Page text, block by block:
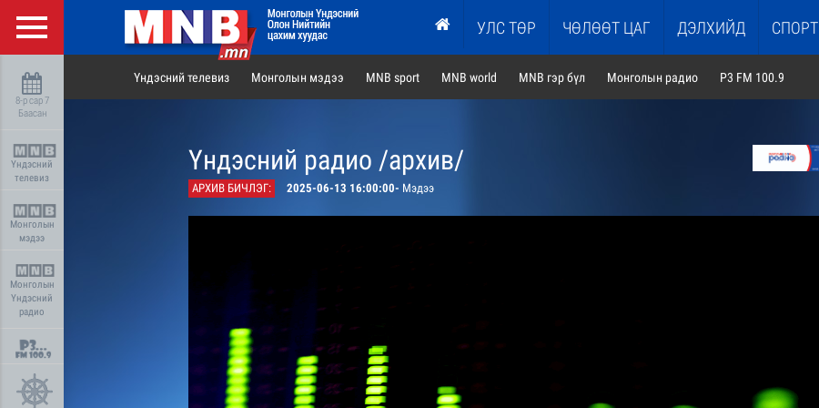
УЛС ТӨР ЧӨЛӨӨТ ЦАГ ДЭЛХИЙД СПОРТ
8-р сар 7
Баасан
Үндэсний
телевиз
Монголын
мэдээ
Монголын
Үндэсний
радио
Үндэсний телевиз Монголын мэдээ MNB sport MNB world MNB гэр бүл Монголын радио P3 FM 100.9
Үндэсний радио /архив/
АРХИВ БИЧЛЭГ: 2025-06-13 16:00:00- Мэдээ